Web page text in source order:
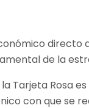
de la
Tarjeta Rosa
con que se